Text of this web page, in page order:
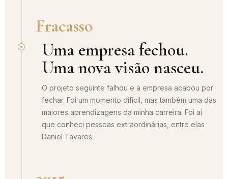
Fracasso
Uma empresa fechou.
Uma nova visão nasceu.
O projeto seguinte falhou e a empresa acabou por
fechar. Foi um momento difícil, mas também uma das
maiores aprendizagens da minha carreira. Foi aí
que conheci pessoas extraordinárias, entre elas
Daniel Tavares.